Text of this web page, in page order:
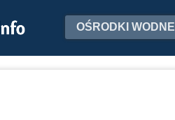
OŚRODKI WODNE